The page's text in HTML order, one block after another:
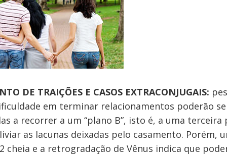
DE TRAIÇÕES E CASOS EXTRACONJUGAIS:
em terminar relacionamentos poderão
a recorrer a um “plano B”, isto é, a uma terceira
as lacunas deixadas pelo casamento. Porém,
cheia e a retrogradação de Vênus indica que